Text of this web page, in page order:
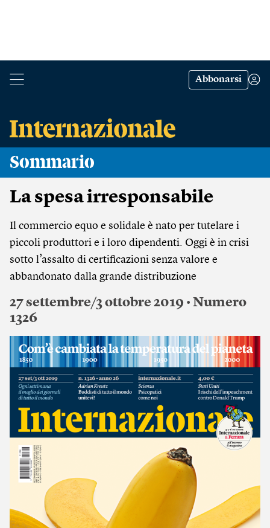
Abbonarsi
Sommario
La spesa irresponsabile
Il commercio equo e solidale è nato per tutelare i
piccoli produttori e i loro dipendenti. Oggi è in crisi
sotto l’assalto di certificazioni senza valore e
abbandonato dalla grande distribuzione
27 settembre/3 ottobre 2019 • Numero
1326